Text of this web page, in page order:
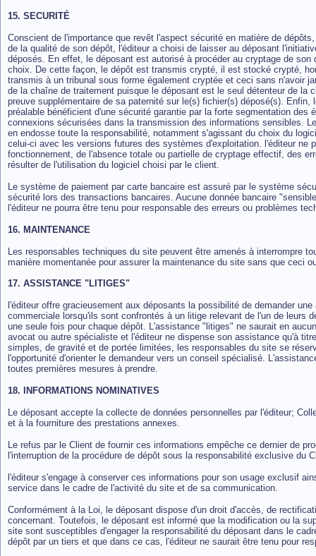
15. SECURITÉ
Conscient de l'importance que revêt l'aspect sécurité en matière de
de la qualité de son dépôt, l'éditeur a choisi de laisser au déposant
déposés. En effet, le déposant est autorisé à procéder au cryptage de
choix. De cette façon, le dépôt est transmis crypté, il est stocké crypté,
transmis à un tribunal sous forme également cryptée et ceci sans n'avoir
de la chaîne de traitement puisque le déposant est le seul détenteur de la
preuve supplémentaire de sa paternité sur le(s) fichier(s) déposé(s).
préalable bénéficient d'une sécurité garantie par la forte segmentation des
connexions sécurisées dans la transmission des informations sensibles.
en endosse toute la responsabilité, notamment s'agissant du choix du
celui-ci avec les versions futures des systèmes d'exploitation. l'éditeur ne
fonctionnement, de l'absence totale ou partielle de cryptage effectif, des
résulter de l'utilisation du logiciel choisi par le client.
Le système de paiement par carte bancaire est assuré par le système
sécurité lors des transactions bancaires. Aucune donnée bancaire
l'éditeur ne pourra être tenu pour responsable des erreurs ou problèmes
16. MAINTENANCE
Les responsables techniques du site peuvent être amenés à interrompre
manière momentanée pour assurer la maintenance du site sans que ceci
17. ASSISTANCE "LITIGES"
l'éditeur offre gracieusement aux déposants la possibilité de demander
commerciale lorsqu'ils sont confrontés à un litige relevant de l'un de leurs
une seule fois pour chaque dépôt. L'assistance "litiges" ne saurait en
avocat ou autre spécialiste et l'éditeur ne dispense son assistance qu'à
simples, de gravité et de portée limitées, les responsables du site se
l'opportunité d'orienter le demandeur vers un conseil spécialisé.
toutes premières mesures à prendre.
18. INFORMATIONS NOMINATIVES
Le déposant accepte la collecte de données personnelles par l'éditeur;
et à la fourniture des prestations annexes.
Le refus par le Client de fournir ces informations empêche ce dernier de
l'interruption de la procédure de dépôt sous la responsabilité exclusive du
l'éditeur s'engage à conserver ces informations pour son usage exclusif
service dans le cadre de l'activité du site et de sa communication.
Conformément à la Loi, le déposant dispose d'un droit d'accès, de
concernant. Toutefois, le déposant est informé que la modification ou la
site sont susceptibles d'engager la responsabilité du déposant dans le
dépôt par un tiers et que dans ce cas, l'éditeur ne saurait être tenu pour